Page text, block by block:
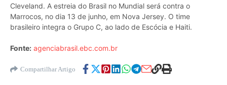
Cleveland. A estreia do Brasil no Mundial será contra o
Marrocos, no dia 13 de junho, em Nova Jersey. O time
brasileiro integra o Grupo C, ao lado de Escócia e Haiti.
Fonte: agenciabrasil.ebc.com.br
Compartilhar Artigo